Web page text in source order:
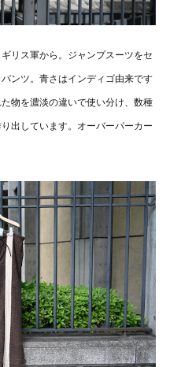
リス軍から。ジャンプスーツをセ
ンツ。青さはインディゴ由来です
物を濃淡の違いで使い分け、数種
出しています。オーバーパーカー